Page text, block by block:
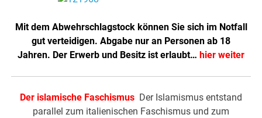
Mit dem Abwehrschlagstock können Sie sich im Notfall
gut verteidigen. Abgabe nur an Personen ab 18
Jahren. Der Erwerb und Besitz ist erlaubt… hier weiter
Der islamische Faschismus Der Islamismus entstand
parallel zum italienischen Faschismus und zum